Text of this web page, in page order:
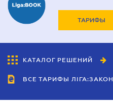
ТАРИФЫ
КАТАЛОГ РЕШЕНИЙ
ВСЕ ТАРИФЫ ЛІГА:ЗАКОН